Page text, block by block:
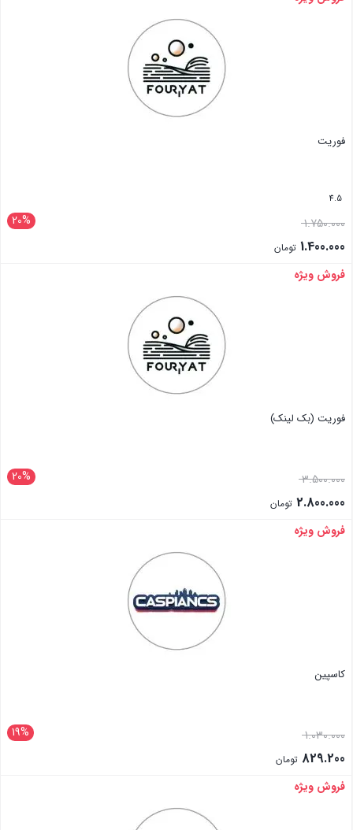
فوریت
4.5
20% 1.750.000
1.400.000 تومان
بستن
فروش ویژه
فوریت (بک لینک)
20% 3.500.000
2.800.000 تومان
بستن
فروش ویژه
کاسپین
19% 1.030.000
829.200 تومان
بستن
فروش ویژه